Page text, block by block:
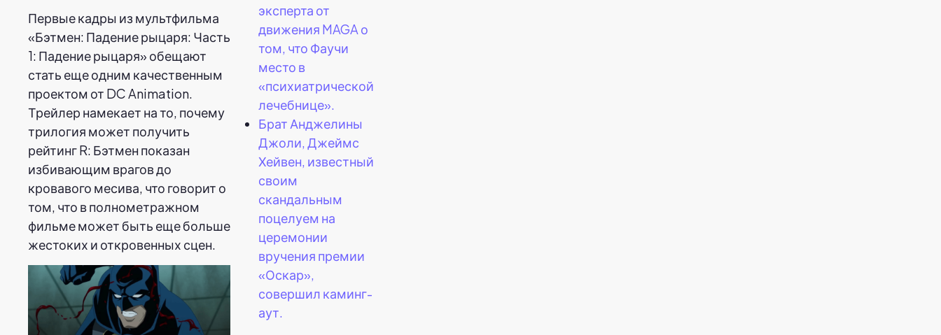
Первые кадры из мультфильма
«Бэтмен: Падение рыцаря: Часть
1: Падение рыцаря» обещают
стать еще одним качественным
проектом от DC Animation.
Трейлер намекает на то, почему
трилогия может получить
рейтинг R: Бэтмен показан
избивающим врагов до
кровавого месива, что говорит о
том, что в полнометражном
фильме может быть еще больше
жестоких и откровенных сцен.
эксперта от
движения MAGA о
том, что Фаучи
место в
«психиатрической
лечебнице».
Брат Анджелины
Джоли, Джеймс
Хейвен, известный
своим
скандальным
поцелуем на
церемонии
вручения премии
«Оскар»,
совершил каминг-
аут.